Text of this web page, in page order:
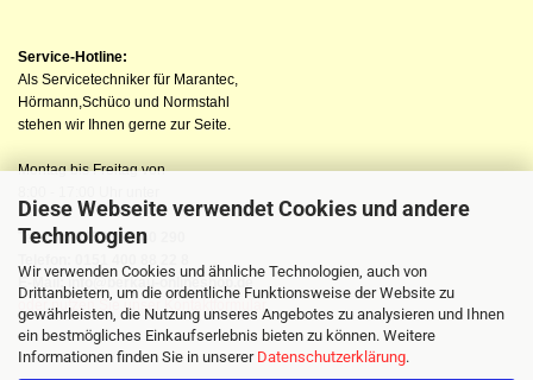
Diese Webseite verwendet Cookies und andere
Technologien
Wir verwenden Cookies und ähnliche Technologien, auch von
Drittanbietern, um die ordentliche Funktionsweise der Website zu
gewährleisten, die Nutzung unseres Angebotes zu analysieren und Ihnen
ein bestmögliches Einkaufserlebnis bieten zu können. Weitere
Informationen finden Sie in unserer Datenschutzerklärung.
Service-Hotline:
Als Servicetechniker für Marantec,
Hörmann,Schüco und Normstahl
stehen wir Ihnen gerne zur Seite.
Montag bis Freitag von
Telefon: 04523 98 40 290
E-Mail: info@berkau-onlineshop.de
oder nutzen Sie unser Kontaktformular